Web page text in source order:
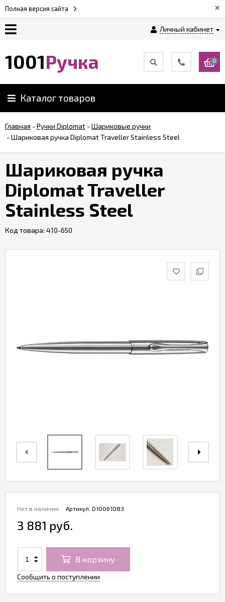
Полная версия сайта ×
Личный кабинет
Возврат
Обзоры
ручек
Контакты
1001Ручка 0
Каталог товаров
Главная -Ручки Diplomat -Шариковые ручки
-Шариковая ручка Diplomat Traveller Stainless Steel
Шариковая ручка
Diplomat Traveller
Stainless Steel
Код товара: 410-650
Артикул: D10061083
Нет в наличии
3 881 руб.
В корзину
Сообщить о поступлении